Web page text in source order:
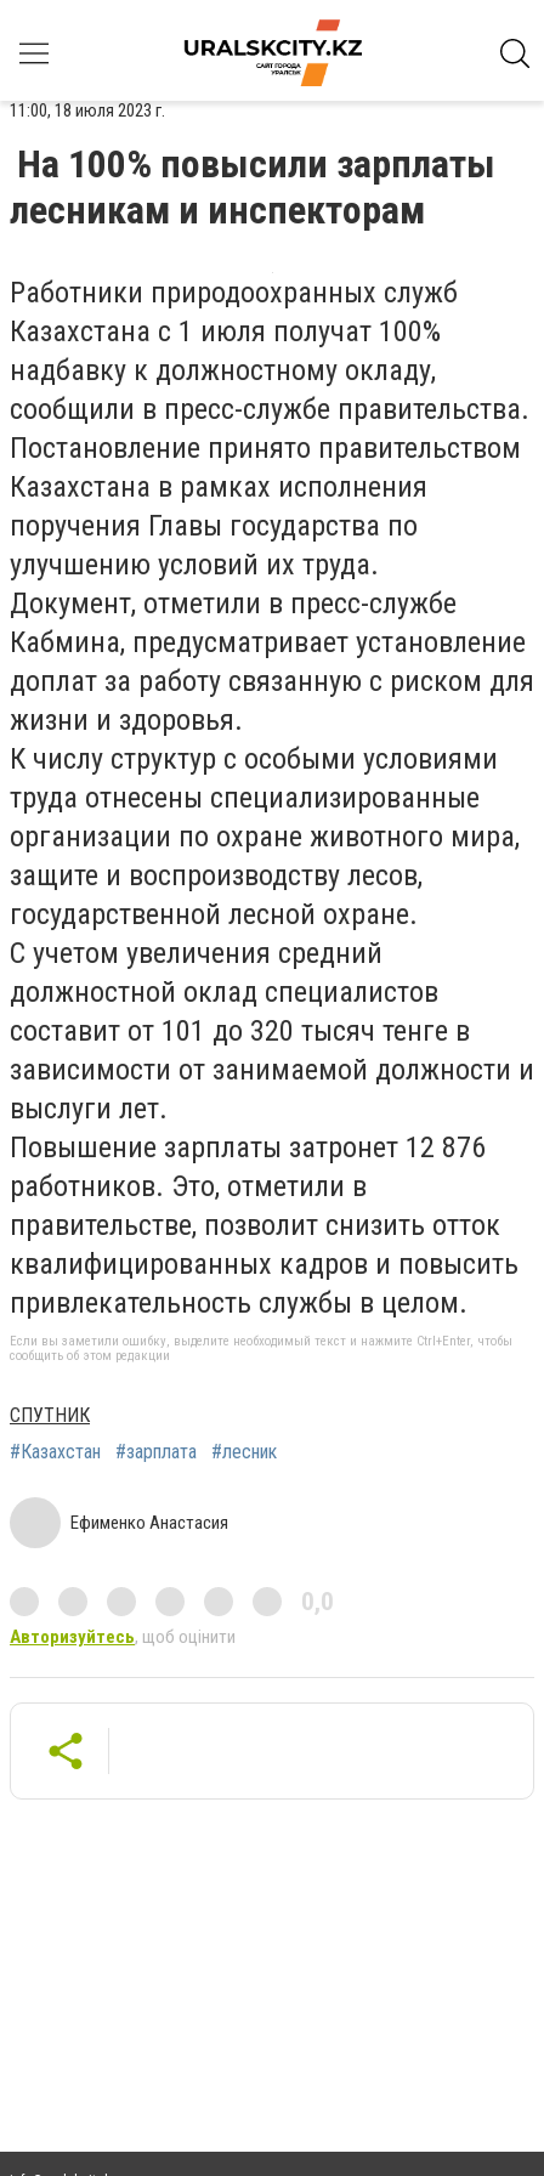
11:00, 18 июля 2023 г.
На 100% повысили зарплаты
лесникам и инспекторам
Работники природоохранных служб
Казахстана с 1 июля получат 100%
надбавку к должностному окладу,
сообщили в пресс-службе правительства.
Постановление принято правительством
Казахстана в рамках исполнения
поручения Главы государства по
улучшению условий их труда.
Документ, отметили в пресс-службе
Кабмина, предусматривает установление
доплат за работу связанную с риском для
жизни и здоровья.
К числу структур с особыми условиями
труда отнесены специализированные
организации по охране животного мира,
защите и воспроизводству лесов,
государственной лесной охране.
С учетом увеличения средний
должностной оклад специалистов
составит от 101 до 320 тысяч тенге в
зависимости от занимаемой должности и
выслуги лет.
Повышение зарплаты затронет 12 876
работников. Это, отметили в
правительстве, позволит снизить отток
квалифицированных кадров и повысить
привлекательность службы в целом.
Если вы заметили ошибку, выделите необходимый текст и нажмите Ctrl+Enter, чтобы
сообщить об этом редакции
СПУТНИК
#Казахстан
#зарплата #лесник
Ефименко Анастасия
0,0
Авторизуйтесь, щоб оцінити